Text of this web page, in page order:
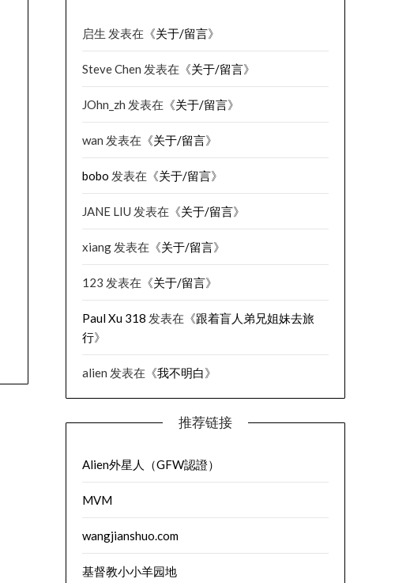
启生 发表在《关于/留言》
Steve Chen 发表在《关于/留言》
JOhn_zh 发表在《关于/留言》
wan 发表在《关于/留言》
bobo 发表在《关于/留言》
JANE LIU 发表在《关于/留言》
xiang发表在《关于/留言》
123 发表在《关于/留言》
Paul Xu 318 发表在《跟着盲人弟兄姐妹去旅
行》
alien 发表在《我不明白》
推荐链接
Alien外星人（GFW認證）
MVM
wangjianshuo.com
基督教小小羊园地